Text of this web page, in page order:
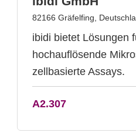
82166 Gräfelfing,
ibidi bietet Lösungen
hochauflösende
zellbasierte Assays.
A2.307